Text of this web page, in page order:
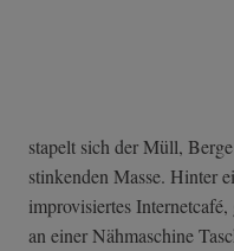
stapelt sich der Müll,
stinkenden Masse. Hinter
improvisiertes
an einer Nähmaschine